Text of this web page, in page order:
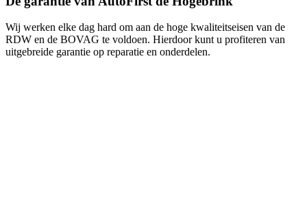
Wij werken elke dag hard om aan de hoge kwaliteitseisen van de
RDW en de BOVAG te voldoen. Hierdoor kunt u profiteren van
uitgebreide garantie op reparatie en onderdelen.